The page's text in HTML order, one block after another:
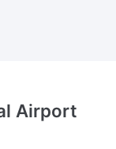
Airport